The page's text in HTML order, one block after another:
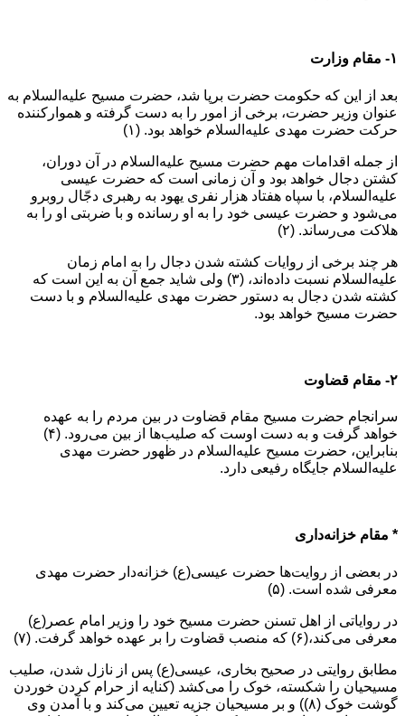
۱- مقام وزارت
بعد از این که حکومت حضرت برپا شد، حضرت مسیح علیه‌السلام به
عنوان وزیر حضرت، برخی از امور را به دست گرفته و هموارکننده
حرکت حضرت مهدی علیه‌السلام خواهد بود. (۱)
از جمله اقدامات مهم حضرت مسیح علیه‌السلام در آن دوران،
کشتن دجال خواهد بود و آن زمانی است که حضرت عیسی
علیه‌السلام، با سپاه هفتاد هزار نفری یهود به رهبری دجّال روبرو
می‌شود و حضرت عیسی خود را به او رسانده و با ضربتی او را به
هلاکت می‌رساند. (۲)
هر چند برخی از روایات کشته شدن دجال را به امام زمان
علیه‌السلام نسبت داده‌اند، (۳) ولی شاید جمع آن به این است که
کشته شدن دجال به دستور حضرت مهدی علیه‌السلام و با دست
حضرت مسیح خواهد بود.
۲- مقام قضاوت
سرانجام حضرت مسیح مقام قضاوت در بین مردم را به عهده
خواهد گرفت و به دست اوست که صلیب‌ها از بین می‌رود. (۴)
بنابراین، حضرت مسیح علیه‌السلام در ظهور حضرت مهدی
علیه‌السلام جایگاه رفیعی دارد.
* مقام خزانه‌داری
در بعضی از روایت‌ها حضرت عیسی‌(ع) خزانه‌دار حضرت مهدی‌
معرفی شده است. (۵)
در روایاتی از اهل تسنن حضرت مسیح خود را وزیر امام عصر(ع)
معرفی می‌کند،(۶) که منصب قضاوت را بر عهده خواهد گرفت. (۷)
مطابق روایتی در صحیح بخاری، عیسی‌(ع) پس از نازل شدن، صلیب
مسیحیان را شکسته، خوک را می‌کشد (کنایه از حرام کردن خوردن
گوشت خوک (۸)) و بر مسیحیان جزیه تعیین می‌کند و با آمدن وی